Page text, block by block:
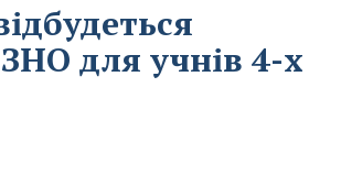
для учнів 4-х